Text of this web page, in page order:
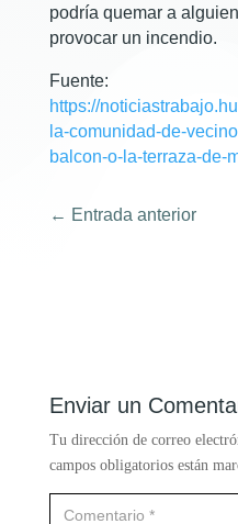
podría quemar a
provocar un incendio.
Fuente:
https://
la-comunidad-de-
balcon-o-la-terraza-de-
← Entrada anterior
Enviar un
Tu dirección de correo
campos obligatorios están